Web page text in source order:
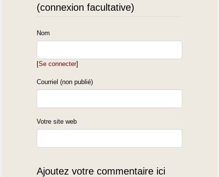
(connexion facultative)
Nom
[Se connecter]
Courriel (non publié)
Votre site web
Ajoutez votre commentaire ici